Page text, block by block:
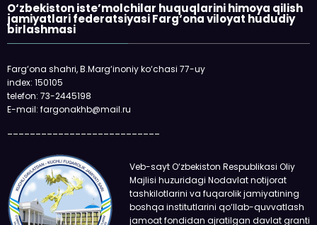
O‘zbekiston iste’molchilar huquqlarini himoya qilish
jamiyatlari federatsiyasi Farg‘ona viloyat hududiy
birlashmasi
Farg‘ona shahri, B.Marg‘inoniy ko‘chasi 77-uy
index: 150105
telefon: 73-2445198
E-mail: fargonakhb@mail.ru
Veb-sayt O‘zbekiston Respublikasi Oliy
Majlisi huzuridagi Nodavlat notijorat
tashkilotlarini va fuqarolik jamiyatining
boshqa institutlarini qo‘llab-quvvatlash
jamoat fondidan ajratilgan davlat granti